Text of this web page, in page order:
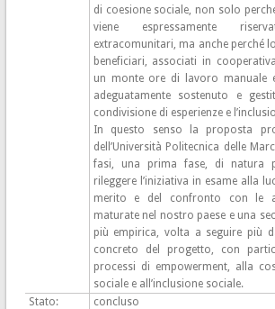
di coesione sociale, non solo
viene espressamente
extracomunitari, ma anche perché
beneficiari, associati in
un monte ore di lavoro manuale
adeguatamente sostenuto e
condivisione di esperienze e
In questo senso la proposta
dell’Università Politecnica delle
fasi, una prima fase, di natura
rileggere l’iniziativa in esame alla
merito e del confronto con le
maturate nel nostro paese e una
più empirica, volta a seguire più
concreto del progetto, con
processi di empowerment, alla
sociale e all’inclusione sociale.
Stato:
concluso